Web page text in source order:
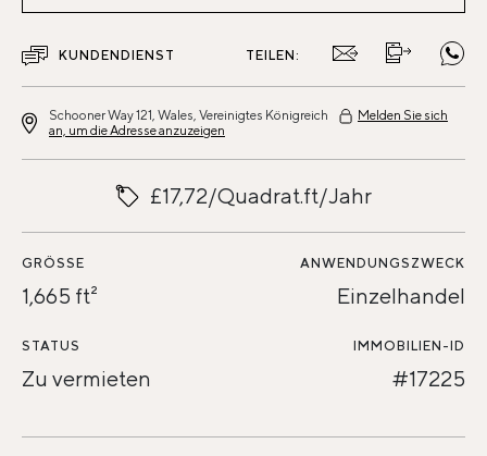
KUNDENDIENST TEILEN:
Schooner Way 121, Wales, Vereinigtes Königreich
Melden Sie sich
an, um die Adresse anzuzeigen
£17,72/Quadrat.ft/Jahr
GRÖSSE
1,665 ft²
ANWENDUNGSZWECK
Einzelhandel
STATUS
Zu vermieten
IMMOBILIEN-ID
#17225